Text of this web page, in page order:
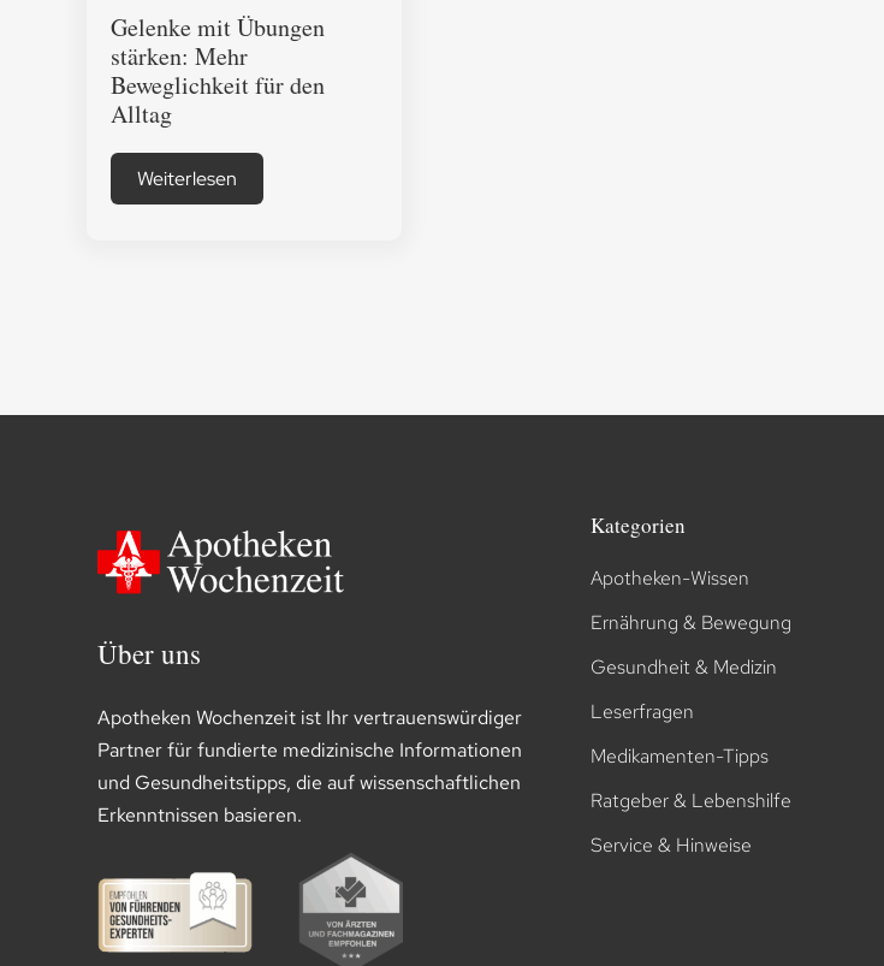
Gelenke mit Übungen
stärken: Mehr
Beweglichkeit für den
Alltag
Weiterlesen
Über uns
Apotheken Wochenzeit ist Ihr vertrauenswürdiger
Partner für fundierte medizinische Informationen
und Gesundheitstipps, die auf wissenschaftlichen
Erkenntnissen basieren.
Kategorien
Apotheken-Wissen
Ernährung & Bewegung
Gesundheit & Medizin
Leserfragen
Medikamenten-Tipps
Ratgeber & Lebenshilfe
Service & Hinweise